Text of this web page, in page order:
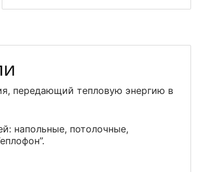
передающий тепловую энергию в
напольные, потолочные,